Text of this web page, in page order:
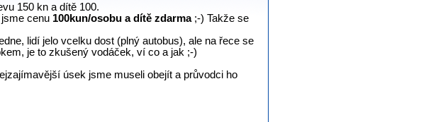
150 kn a dítě 100.
cenu 100kun/osobu a dítě zdarma;-) Takže se
lidí jelo vcelku dost (plný autobus), ale na řece se
je to zkušený vodáček, ví co a jak ;-)
úsek jsme museli obejít a průvodci ho